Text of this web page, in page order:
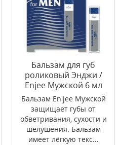
Бальзам для губ
роликовый Энджи /
Enjee Мужской 6 мл
Бальзам En'jee Мужской
защищает губы от
обветривания, сухости и
шелушения. Бальзам
имеет лёгкую текс...